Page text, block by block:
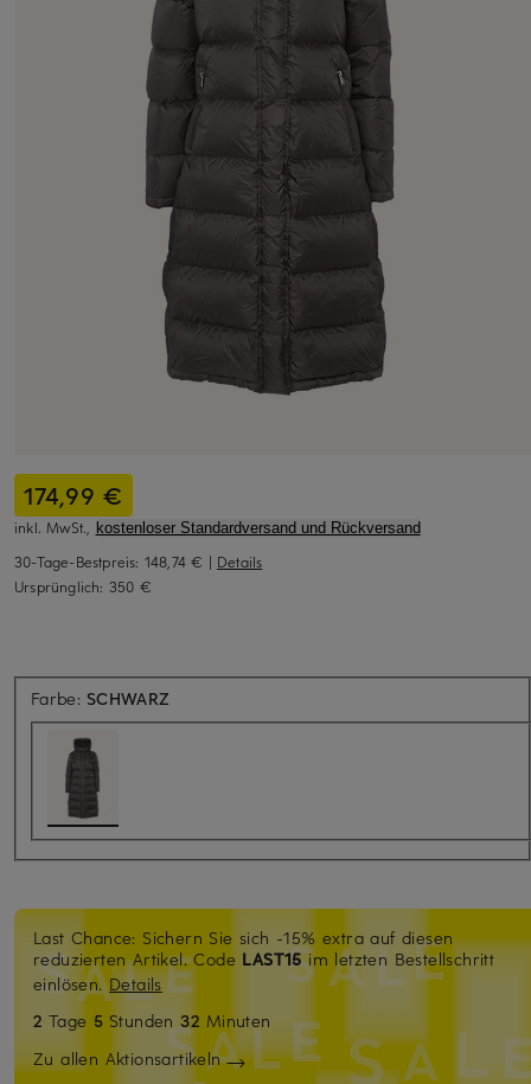
174,99 €
inkl. MwSt., kostenloser Standardversand und Rückversand
30-Tage-Bestpreis: 148,74 € | Details
Ursprünglich: 350 €
Farbe: SCHWARZ
Last Chance: Sichern Sie sich -15% extra auf diesen
reduzierten Artikel. Code LAST15im letzten Bestellschritt
einlösen.Details
2 Tage 5 Stunden32 Minuten
Zu allen Aktionsartikeln